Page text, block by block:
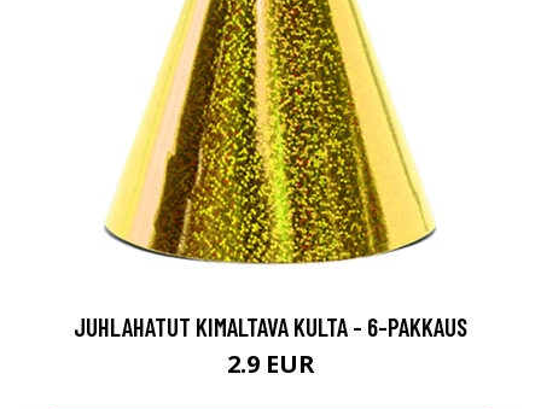
JUHLAHATUT KIMALTAVA KULTA - 6-PAKKAUS
2.9 EUR